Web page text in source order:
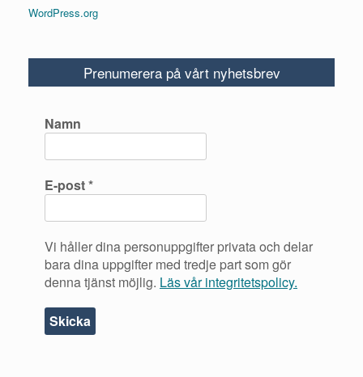
WordPress.org
Prenumerera på vårt nyhetsbrev
Namn
E-post*
Vi håller dina personuppgifter privata och delar
bara dina uppgifter med tredje part som gör
denna tjänst möjlig. Läs vår integritetspolicy.